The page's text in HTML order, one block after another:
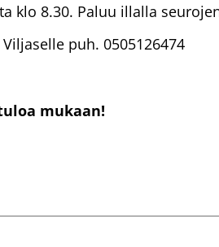
klo 8.30. Paluu illalla
puh. 0505126474
mukaan!